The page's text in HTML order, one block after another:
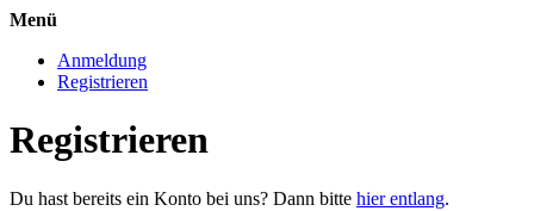
Menü
Anmeldung
Registrieren
Registrieren
Du hast bereits ein Konto bei uns? Dann bitte hier entlang.